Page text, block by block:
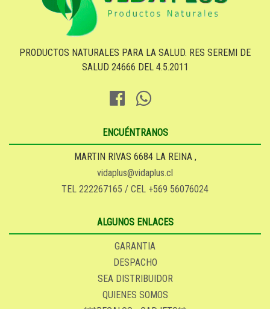
PRODUCTOS NATURALES PARA LA SALUD. RES SEREMI DE
SALUD 24666 DEL 4.5.2011
ENCUÉNTRANOS
MARTIN RIVAS 6684 LA REINA ,
vidaplus@vidaplus.cl
TEL 222267165 / CEL +569 56076024
ALGUNOS ENLACES
GARANTIA
DESPACHO
SEA DISTRIBUIDOR
QUIENES SOMOS